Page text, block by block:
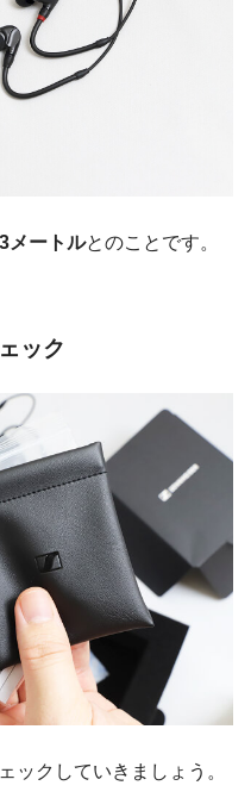
メートルとのことです。
ック
ックしていきましょう。